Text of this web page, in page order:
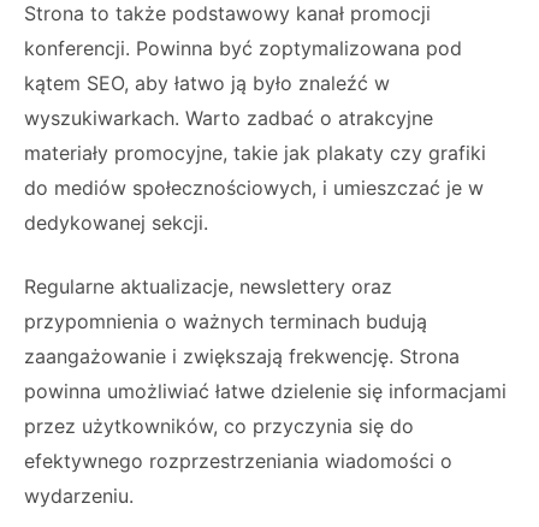
Strona to także podstawowy kanał promocji
konferencji. Powinna być zoptymalizowana pod
kątem SEO, aby łatwo ją było znaleźć w
wyszukiwarkach. Warto zadbać o atrakcyjne
materiały promocyjne, takie jak plakaty czy grafiki
do mediów społecznościowych, i umieszczać je w
dedykowanej sekcji.
Regularne aktualizacje, newslettery oraz
przypomnienia o ważnych terminach budują
zaangażowanie i zwiększają frekwencję. Strona
powinna umożliwiać łatwe dzielenie się informacjami
przez użytkowników, co przyczynia się do
efektywnego rozprzestrzeniania wiadomości o
wydarzeniu.